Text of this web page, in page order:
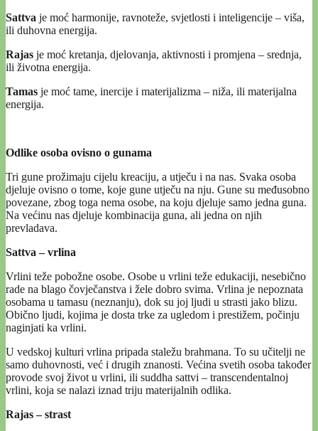
Sattva je moć harmonije, ravnoteže, svjetlosti i inteligencije – viša,
ili duhovna energija.
Rajas je moć kretanja, djelovanja, aktivnosti i promjena – srednja,
ili životna energija.
Tamas je moć tame, inercije i materijalizma – niža, ili materijalna
energija.
Odlike osoba ovisno o gunama
Tri gune prožimaju cijelu kreaciju, a utječu i na nas. Svaka osoba
djeluje ovisno o tome, koje gune utječu na nju. Gune su međusobno
povezane, zbog toga nema osobe, na koju djeluje samo jedna guna.
Na većinu nas djeluje kombinacija guna, ali jedna on njih
prevladava.
Sattva – vrlina
Vrlini teže pobožne osobe. Osobe u vrlini teže edukaciji, nesebično
rade na blago čovječanstva i žele dobro svima. Vrlina je nepoznata
osobama u tamasu (neznanju), dok su joj ljudi u strasti jako blizu.
Obično ljudi, kojima je dosta trke za ugledom i prestižem, počinju
naginjati ka vrlini.
U vedskoj kulturi vrlina pripada staležu brahmana. To su učitelji ne
samo duhovnosti, već i drugih znanosti. Većina svetih osoba također
provode svoj život u vrlini, ili suddha sattvi – transcendentalnoj
vrlini, koja se nalazi iznad triju materijalnih odlika.
Rajas – strast